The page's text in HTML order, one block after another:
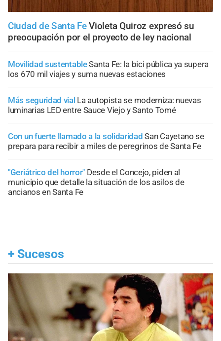
Ciudad de Santa Fe Violeta Quiroz expresó su
preocupación por el proyecto de ley nacional
Movilidad sustentableSanta Fe: la bici pública ya supera
los 670 mil viajes y suma nuevas estaciones
Más seguridad vial La autopista se moderniza: nuevas
luminarias LED entre Sauce Viejo y Santo Tomé
Con un fuerte llamado a la solidaridad San Cayetano se
prepara para recibir a miles de peregrinos de Santa Fe
"Geriátrico del horror" Desde el Concejo, piden al
municipio que detalle la situación de los asilos de
ancianos en Santa Fe
+ Sucesos